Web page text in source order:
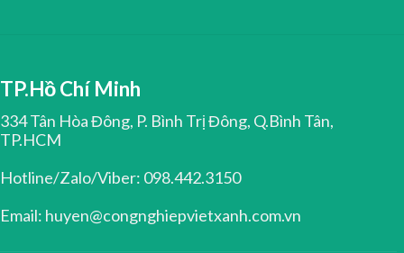
TP.Hồ Chí Minh
334 Tân Hòa Đông, P. Bình Trị Đông, Q.Bình Tân,
TP.HCM
Hotline/Zalo/Viber: 098.442.3150
Email: huyen@congnghiepvietxanh.com.vn